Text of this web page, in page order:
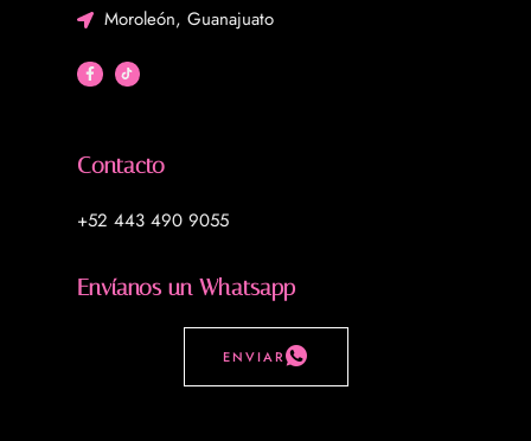
Moroleón, Guanajuato
Contacto
+52 443 490 9055
Envíanos un Whatsapp
ENVIAR